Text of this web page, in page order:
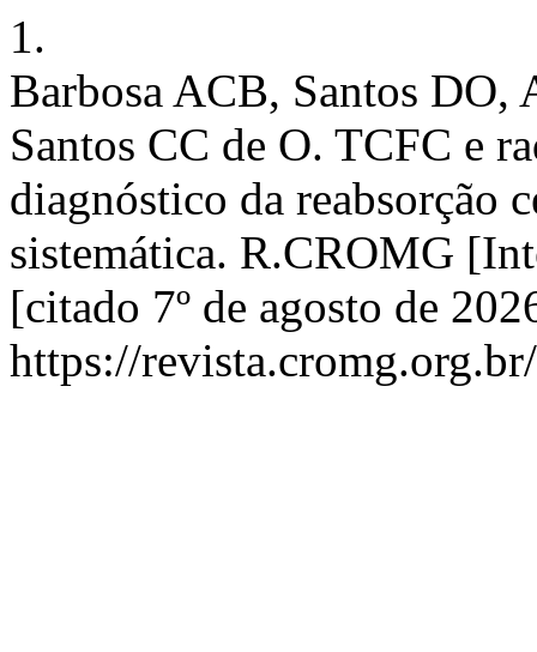
1.
Barbosa ACB, Santos DO,
Santos CC de O. TCFC e
diagnóstico da reabsorção
sistemática. R.CROMG
[citado 7º de agosto de
https://